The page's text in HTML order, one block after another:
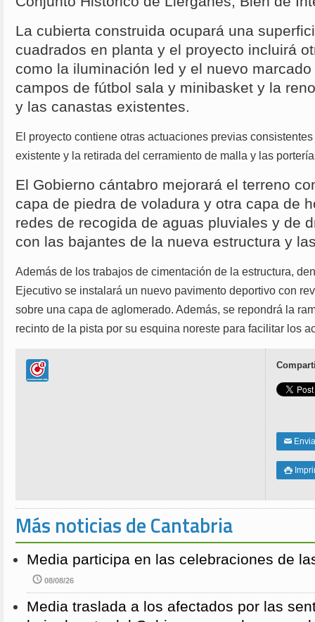
La cubierta construida ocupará una
cuadrados en planta y el proyecto incluirá
como la iluminación led y el nuevo
campos de fútbol sala y minibasket y la
y las canastas existentes.
El proyecto contiene otras actuaciones previas
existente y la retirada del cerramiento de malla y las
El Gobierno cántabro mejorará el terreno
capa de piedra de voladura y otra capa de
redes de recogida de aguas pluviales y de
con las bajantes de la nueva estructura y
Además de los trabajos de cimentación de la estructura,
Ejecutivo se instalará un nuevo pavimento deportivo con
sobre una capa de aglomerado. Además, se repondrá la
recinto de la pista por su esquina noreste para facilitar los
✉

Más noticias de Cantabria
Media participa en las celebraciones de
08/08/26
Media traslada a los afectados por las